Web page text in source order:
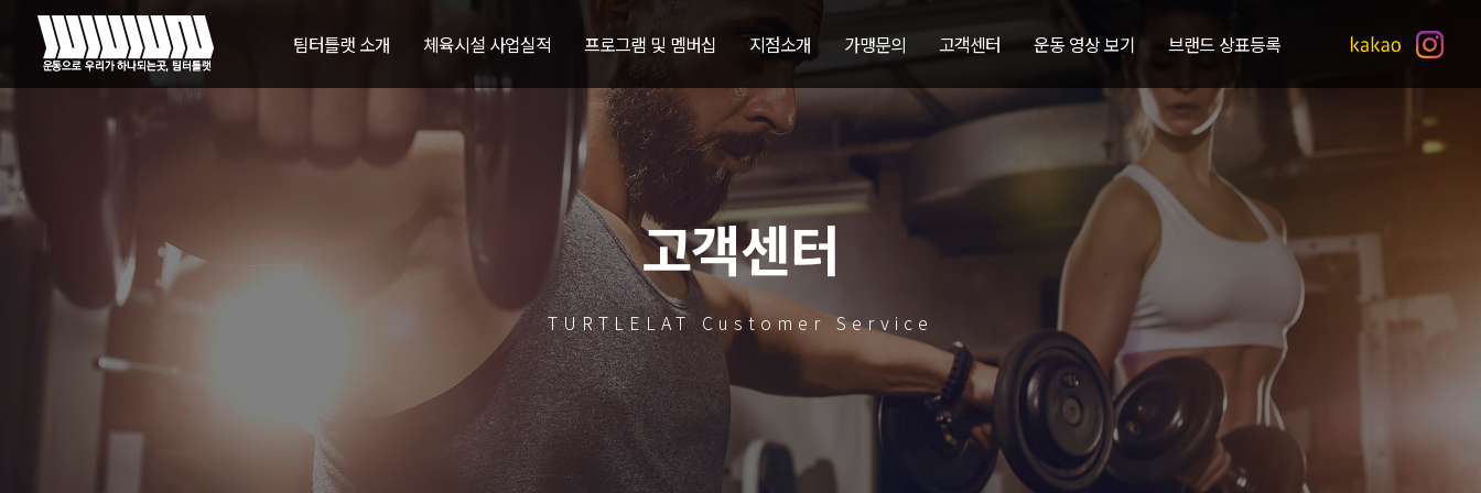
팀터틀랫 소개 체육시설 사업실적 프로그램 및 멤버십 지점소개 가맹문의 고객센터 운동 영상 보기 브랜드 상표등록
고객센터
TURTLELAT Customer Service